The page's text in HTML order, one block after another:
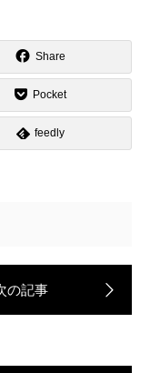
Share
Pocket
feedly